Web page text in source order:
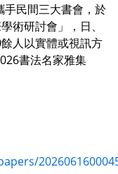
手民間三大書會，於
術研討會」，日、
人以實體或視訊方
書法名家雅集